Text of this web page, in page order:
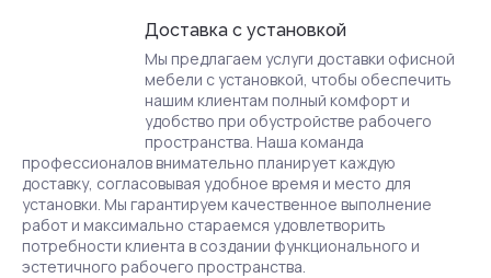
Доставка с установкой
Мы предлагаем услуги доставки офисной
мебели с установкой, чтобы обеспечить
нашим клиентам полный комфорт и
удобство при обустройстве рабочего
пространства. Наша команда
профессионалов внимательно планирует каждую
доставку, согласовывая удобное время и место для
установки. Мы гарантируем качественное выполнение
работ и максимально стараемся удовлетворить
потребности клиента в создании функционального и
эстетичного рабочего пространства.